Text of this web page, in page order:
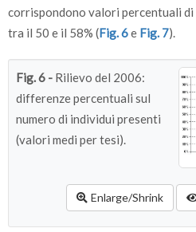
corrispondono valori percentuali di
tra il 50 e il 58% (Fig. 6e Fig. 7).
Fig. 6 - Rilievo del 2006:
differenze percentuali sul
numero di individui presenti
(valori medi per tesi).
Enlarge/Shrink